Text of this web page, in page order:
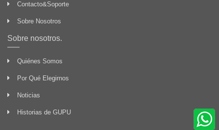
Contacto&Soporte
Sobre Nosotros
Sobre nosotros.
Quiénes Somos
Por Qué Elegirnos
Noticias
Historias de GUPU